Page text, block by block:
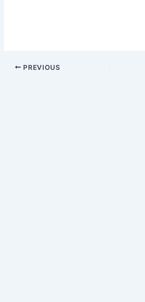
PREVIOUS